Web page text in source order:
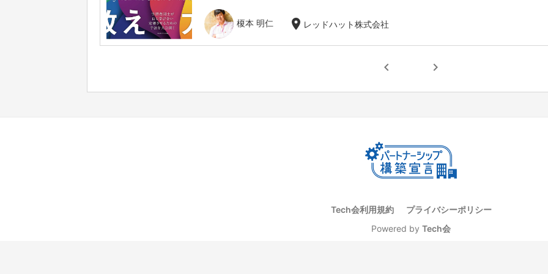
榎本 明仁 location_on レッドハット株式会社
chevron_left chevron_right
Tech会利用規約
プライバシーポリシー
Powered by Tech会